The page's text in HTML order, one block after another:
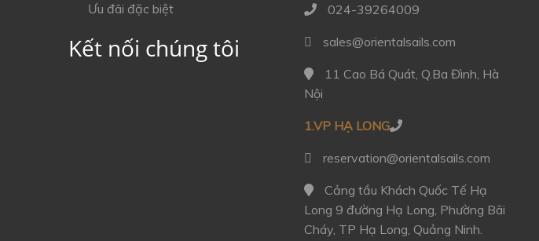
Ưu đãi đặc biệt
Kết nối chúng tôi
024-39264009
sales@orientalsails.com
11 Cao Bá Quát, Q.Ba Đình, Hà
Nội
1.VP HẠ LONG
reservation@orientalsails.com
Cảng tầu Khách Quốc Tế Hạ
Long 9 đường Hạ Long, Phường Bãi
Cháy, TP Hạ Long, Quảng Ninh.